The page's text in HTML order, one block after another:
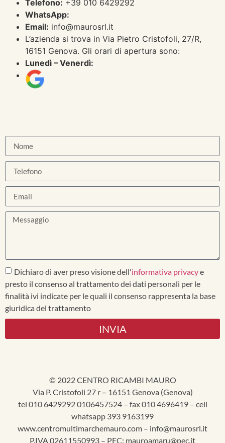
Telefono: +39 010 6429292
WhatsApp:
Email: info@maurosrl.it
L’azienda si trova in Via Pietro Cristofoli, 27/R,
16151 Genova. Gli orari di apertura sono:
Lunedì – Venerdì:
Dichiaro di aver preso visione dell'informativa privacye
presto il consenso al trattamento dei dati personali per le
finalità ivi indicate per le quali il consenso rappresenta la base
giuridica del trattamento
INVIA
© 2022 CENTRO RICAMBI MAURO
Via P. Cristofoli 27 r – 16151 Genova (Genova)
tel 010 6429292 0106457524 – fax 010 4696419 – cell
whatsapp 393 9163199
www.centromultimarchemauro.com – info@maurosrl.it
P.IVA 02611550993 – PEC: mauroamaru@pec.it